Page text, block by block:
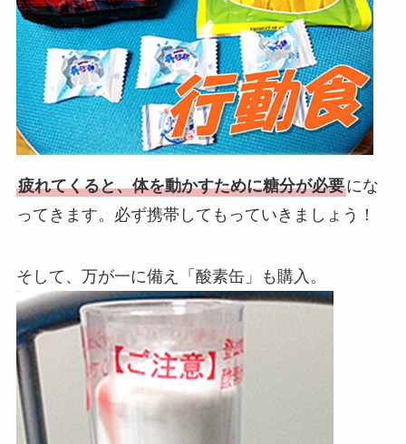
疲れてくると、体を動かすために糖分が必要にな
ってきます。必ず携帯してもっていきましょう！
そして、万が一に備え「酸素缶」も購入。